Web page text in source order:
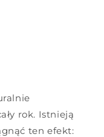
rok. Istnieją
ten efekt: